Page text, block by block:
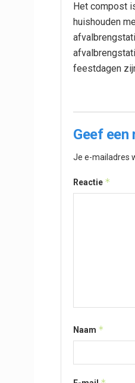
Het compost
huishouden
feestdagen
Geef een
Je e-mailadres
Reactie *
Naam *